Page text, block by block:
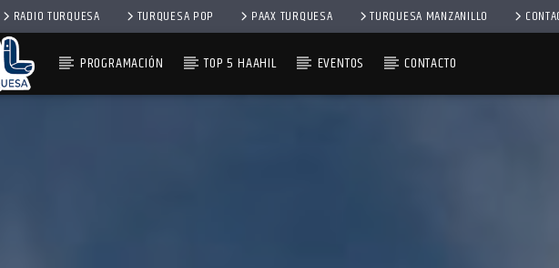
RADIO TURQUESA TURQUESA POP PAAX TURQUESA TURQUESA MANZANILLO
PROGRAMACIÓN TOP 5 HAAHIL EVENTOS CONTACTO